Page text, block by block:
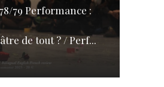
79 Performance :
de tout ? / Perf...